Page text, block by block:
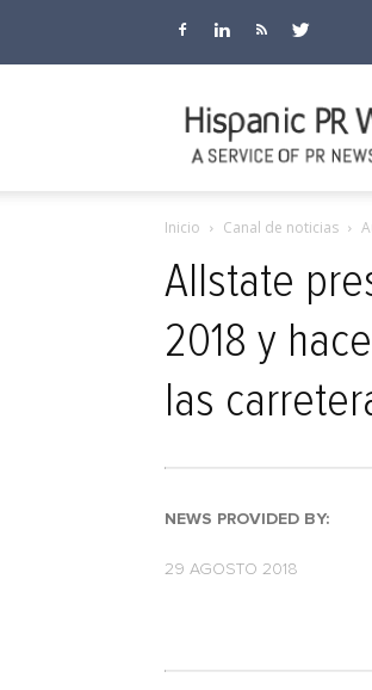
Inicio Canal de noticias
Allstate
2018 y
las
NEWS PROVIDED BY:
29 AGOSTO 2018